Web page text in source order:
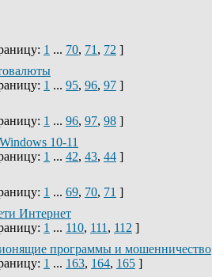
1 ... 70, 71 , 72 ]
1 ... 95, 96, 97 ]
1 ... 96, 97, 98 ]
10-11
1 ... 42, 43, 44 ]
1 ... 69, 70, 71 ]
Интернет
1 ... 110, 111 , 112 ]
программы и мошенничество
1 ... 163, 164, 165 ]